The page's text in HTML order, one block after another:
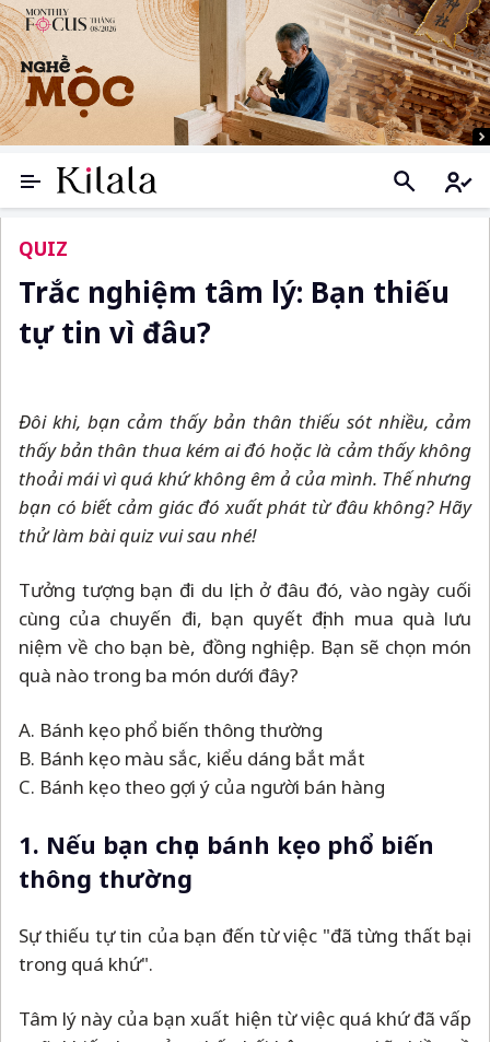
QUIZ
Trắc nghiệm tâm lý: Bạn thiếu
tự tin vì đâu?
Đôi khi, bạn cảm thấy bản thân thiếu sót nhiều, cảm
thấy bản thân thua kém ai đó hoặc là cảm thấy không
thoải mái vì quá khứ không êm ả của mình. Thế nhưng
bạn có biết cảm giác đó xuất phát từ đâu không? Hãy
thử làm bài quiz vui sau nhé!
Tưởng tượng bạn đi du lịch ở đâu đó, vào ngày cuối
cùng của chuyến đi, bạn quyết định mua quà lưu
niệm về cho bạn bè, đồng nghiệp. Bạn sẽ chọn món
quà nào trong ba món dưới đây?
A. Bánh kẹo phổ biến thông thường
B. Bánh kẹo màu sắc, kiểu dáng bắt mắt
C. Bánh kẹo theo gợi ý của người bán hàng
1. Nếu bạn chọn bánh kẹo phổ biến
thông thường
Sự thiếu tự tin của bạn đến từ việc "đã từng thất bại
trong quá khứ".
Tâm lý này của bạn xuất hiện từ việc quá khứ đã vấp